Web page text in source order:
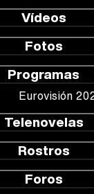
Vídeos
Fotos
Programas
Eurovisión
Telenovelas
Rostros
Foros